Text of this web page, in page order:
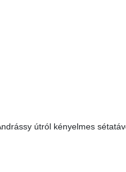
útról kényelmes